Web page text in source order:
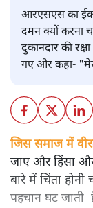
आरएसएस का
दमन क्यों करना
दुकानदार की
गए और कहा-
जिस समाज में
जाए और हिंसा
बारे में चिंता
पहचान घट जाती